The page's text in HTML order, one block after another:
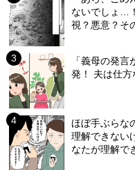
ないでしょ…
視？悪意？そ
「義母の発
発！ 夫は仕方
ほぼ手ぶらな
理解できない
なたが理解で